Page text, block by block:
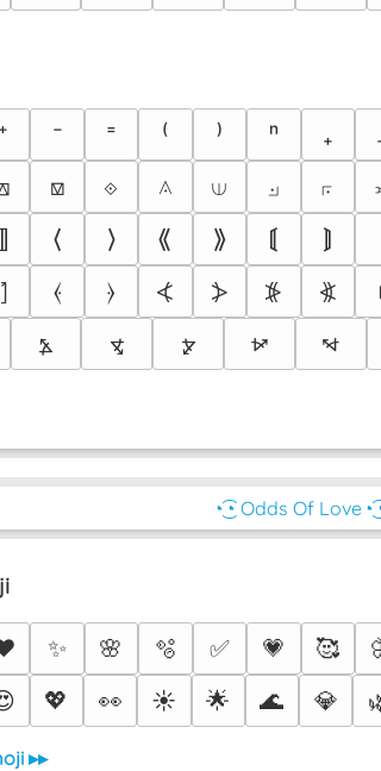
⁺ ⁻ ⁼ ⁽ ⁾ ⁿ ₊
⟏ ⟐ ⟑ ⟒ ⟓ ⟔
⟧ ⟨ ⟩ ⟪ ⟫ ⟬ ⟭
⦐ ⦑ ⦒ ⦓ ⦔ ⦕ ⦖
⦩ ⦪ ⦫ ⦬ ⦭
◔͜͡◔ Odds Of Love
✨ 🌸 🫧 ✅ 💗 🥰
💖 👀 ☀️ 🌟 🌊 💎
▸▸